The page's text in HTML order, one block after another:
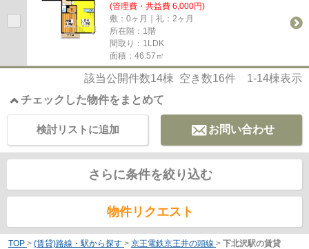
(管理費・共益費 6,000円)
敷：0ヶ月｜礼：2ヶ月
所在階：1階
間取り：1LDK
面積：46.57㎡
該当公開件数14棟 空き数16件 1-14棟表示
チェックした物件をまとめて
お問い合わせ
検討リストに追加
さらに条件を絞り込む
物件リクエスト
TOP > (賃貸)路線・駅から探す > 京王電鉄京王井の頭線 > 下北沢駅の賃貸